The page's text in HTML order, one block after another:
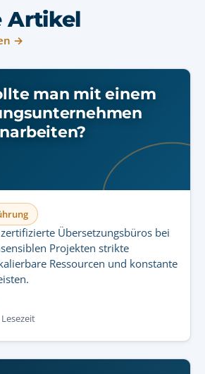
Artikel
→
man mit einem
Übersetzungsbüros bei
Projekten strikte
Ressourcen und konstante